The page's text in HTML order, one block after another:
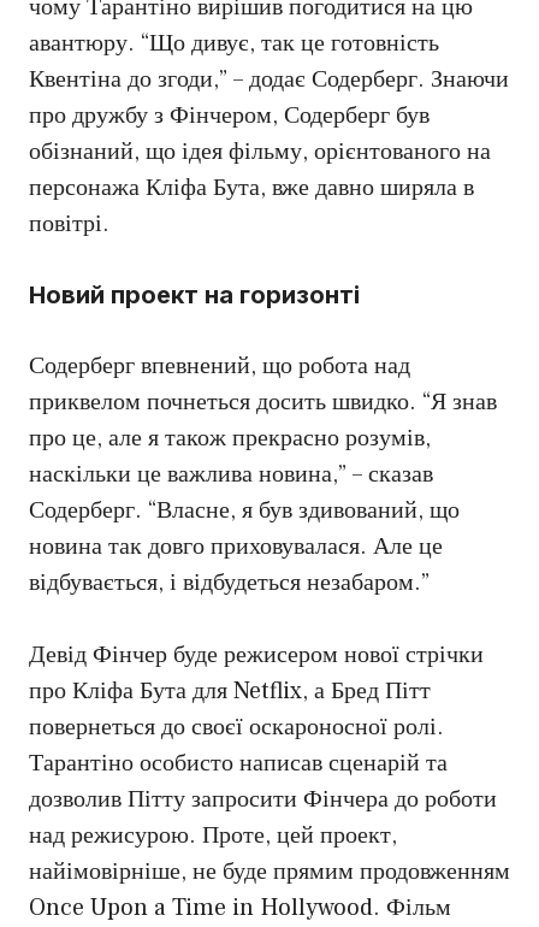
чому Тарантіно вирішив погодитися на цю
авантюру. “Що дивує, так це готовність
Квентіна до згоди,” – додає Содерберг. Знаючи
про дружбу з Фінчером, Содерберг був
обізнаний, що ідея фільму, орієнтованого на
персонажа Кліфа Бута, вже давно ширяла в
повітрі.
Новий проект на горизонті
Содерберг впевнений, що робота над
приквелом почнеться досить швидко. “Я знав
про це, але я також прекрасно розумів,
наскільки це важлива новина,” – сказав
Содерберг. “Власне, я був здивований, що
новина так довго приховувалася. Але це
відбувається, і відбудеться незабаром.”
Девід Фінчер буде режисером нової стрічки
про Кліфа Бута для Netflix, а Бред Пітт
повернеться до своєї оскароносної ролі.
Тарантіно особисто написав сценарій та
дозволив Пітту запросити Фінчера до роботи
над режисурою. Проте, цей проект,
найімовірніше, не буде прямим продовженням
Once Upon a Time in Hollywood. Фільм